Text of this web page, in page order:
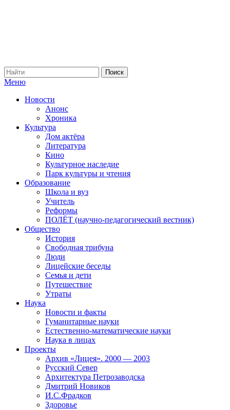
Меню
Новости
Анонс
Хроника
Культура
Дом актёра
Литература
Кино
Культурное наследие
Парк культуры и чтения
Образование
Школа и вуз
Учитель
Реформы
ПОЛЁТ (научно-педагогический вестник)
Общество
История
Свободная трибуна
Люди
Лицейские беседы
Семья и дети
Путешествие
Утраты
Наука
Новости и факты
Гуманитарные науки
Естественно-математические науки
Наука в лицах
Проекты
Архив «Лицея». 2000 — 2003
Русский Север
Архитектура Петрозаводска
Дмитрий Новиков
И.С.Фрадков
Здоровье